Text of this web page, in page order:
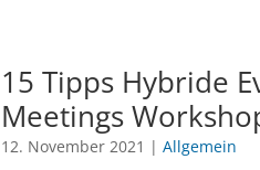
15 Tipps Hybride
Meetings
12. November 2021 |Allgemein